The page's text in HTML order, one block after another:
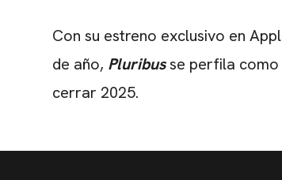
Con su estreno exclusivo en
de año, Pluribusse perfila
cerrar 2025.